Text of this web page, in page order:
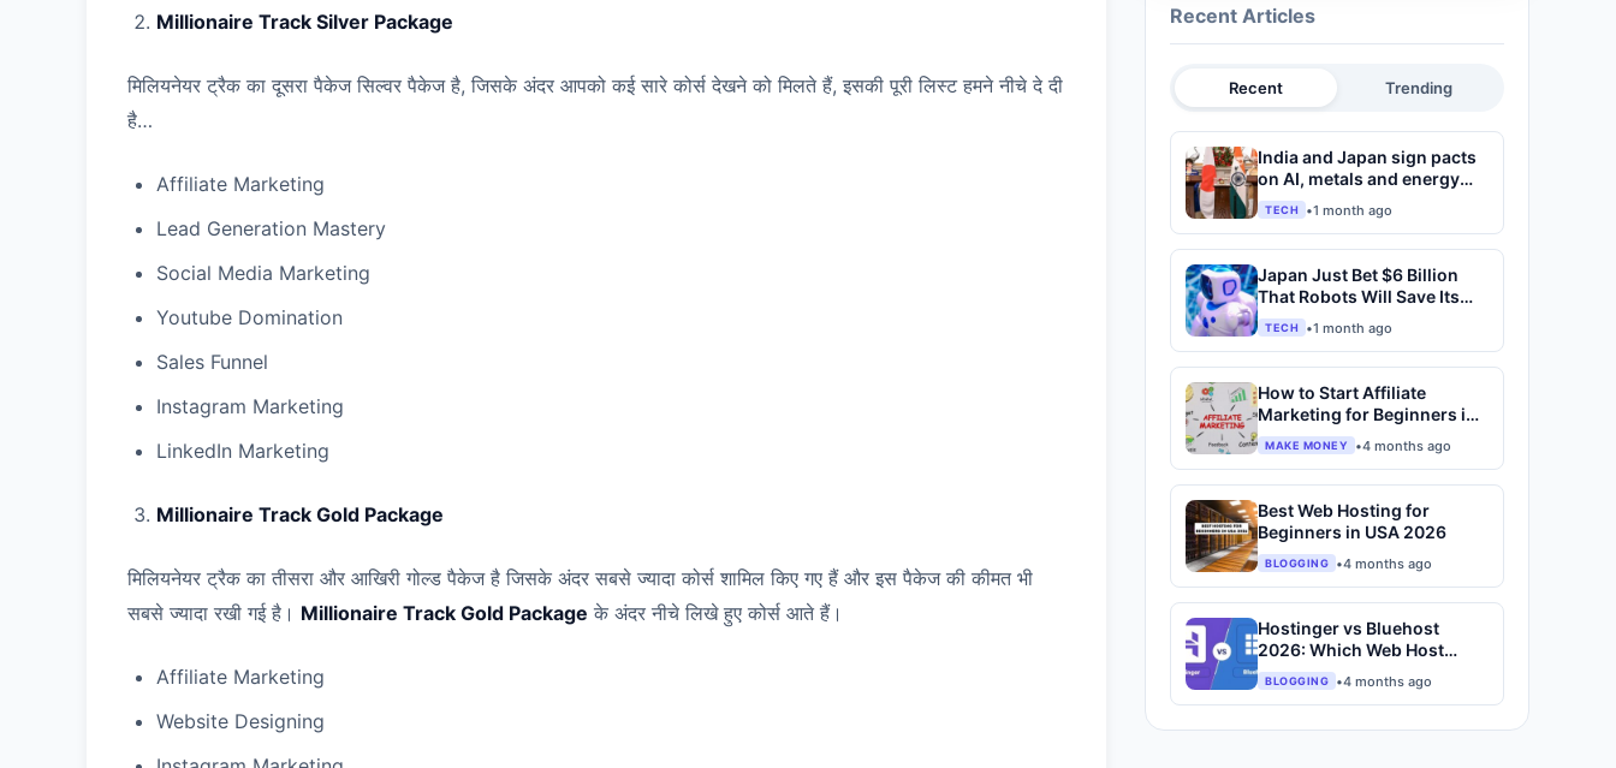
Millionaire Track Silver Package
मिलियनेयर ट्रैक का दूसरा पैकेज सिल्वर पैकेज है, जिसके अंदर आपको कई सारे कोर्स देखने को मिलते हैं, इसकी पूरी लिस्ट हमने नीचे दे दी
है…
Affiliate Marketing
Lead Generation Mastery
Social Media Marketing
Youtube Domination
Sales Funnel
Instagram Marketing
LinkedIn Marketing
Millionaire Track Gold Package
मिलियनेयर ट्रैक का तीसरा और आखिरी गोल्ड पैकेज है जिसके अंदर सबसे ज्यादा कोर्स शामिल किए गए हैं और इस पैकेज की कीमत भी
सबसे ज्यादा रखी गई है। Millionaire Track Gold Package के अंदर नीचे लिखे हुए कोर्स आते हैं।
Affiliate Marketing
Website Designing
Recent Articles
Recent Trending
India and Japan sign pacts
on AI, metals and energy
after Modi-Takaichi talks
TECH •1 month ago
Japan Just Bet $6 Billion
That Robots Will Save Its
Economy
TECH •1 month ago
How to Start Affiliate
Marketing for Beginners in
2026
MAKE MONEY •4 months ago
Best Web Hosting for
Beginners in USA 2026
BLOGGING •4 months ago
Hostinger vs Bluehost
2026: Which Web Host
Actually Deserves Your
Money?
BLOGGING •4 months ago